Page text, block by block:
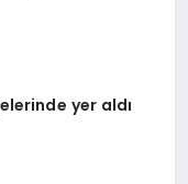
yer aldı